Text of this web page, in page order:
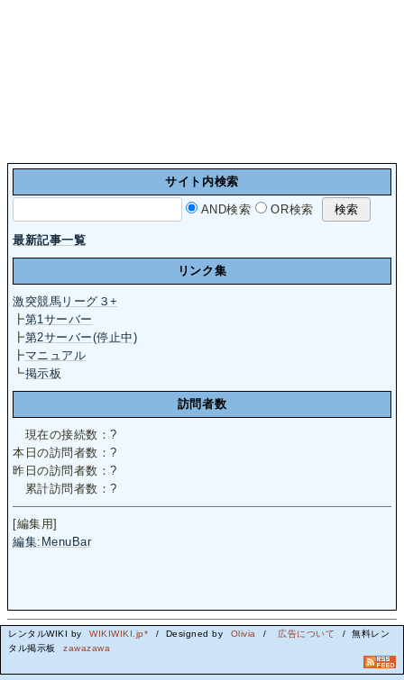
サイト内検索
AND検索 OR検索
最新記事一覧
リンク集
激突競馬リーグ３+
┣第1サーバー
┣第2サーバー(停止中)
┣マニュアル
┗掲示板
訪問者数
現在の接続数：?
本日の訪問者数：?
昨日の訪問者数：?
累計訪問者数：?
[編集用]
編集:MenuBar
レンタルWIKI by WIKIWIKI.jp* / Designed by Olivia / 広告について
/ 無料レン
タル掲示板
zawazawa